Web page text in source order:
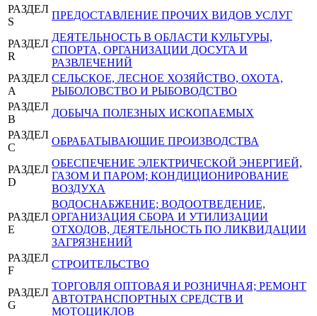
РАЗДЕЛ
S
ПРЕДОСТАВЛЕНИЕ ПРОЧИХ ВИДОВ УСЛУГ
РАЗДЕЛ
R
ДЕЯТЕЛЬНОСТЬ В ОБЛАСТИ КУЛЬТУРЫ,
СПОРТА, ОРГАНИЗАЦИИ ДОСУГА И
РАЗВЛЕЧЕНИЙ
РАЗДЕЛ
A
СЕЛЬСКОЕ, ЛЕСНОЕ ХОЗЯЙСТВО, ОХОТА,
РЫБОЛОВСТВО И РЫБОВОДСТВО
РАЗДЕЛ
B
ДОБЫЧА ПОЛЕЗНЫХ ИСКОПАЕМЫХ
РАЗДЕЛ
C
ОБРАБАТЫВАЮЩИЕ ПРОИЗВОДСТВА
РАЗДЕЛ
D
ОБЕСПЕЧЕНИЕ ЭЛЕКТРИЧЕСКОЙ ЭНЕРГИЕЙ,
ГАЗОМ И ПАРОМ; КОНДИЦИОНИРОВАНИЕ
ВОЗДУХА
РАЗДЕЛ
E
ВОДОСНАБЖЕНИЕ; ВОДООТВЕДЕНИЕ,
ОРГАНИЗАЦИЯ СБОРА И УТИЛИЗАЦИИ
ОТХОДОВ, ДЕЯТЕЛЬНОСТЬ ПО ЛИКВИДАЦИИ
ЗАГРЯЗНЕНИЙ
РАЗДЕЛ
F
СТРОИТЕЛЬСТВО
РАЗДЕЛ
G
ТОРГОВЛЯ ОПТОВАЯ И РОЗНИЧНАЯ; РЕМОНТ
АВТОТРАНСПОРТНЫХ СРЕДСТВ И
МОТОЦИКЛОВ